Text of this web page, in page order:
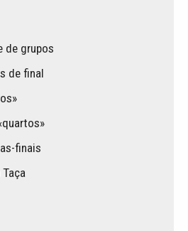
de grupos
de final
finais